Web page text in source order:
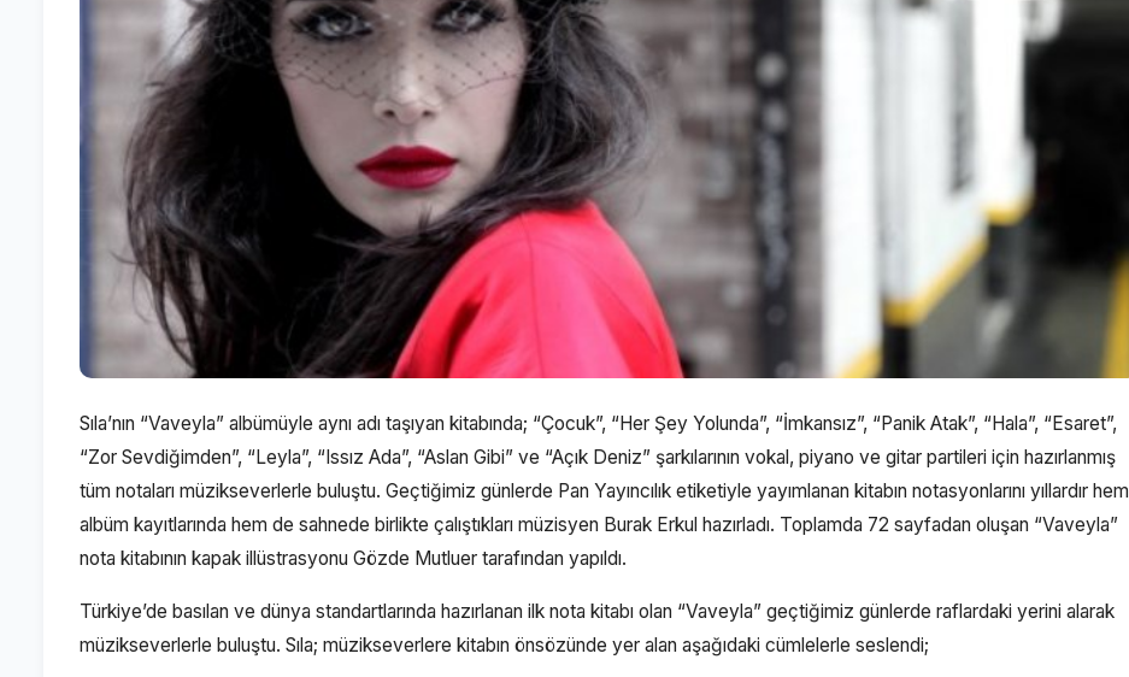
Sıla’nın “Vaveyla” albümüyle aynı adı taşıyan kitabında; “Çocuk”, “Her Şey Yolunda”, “İmkansız”, “Panik Atak”, “Hala”, “Esaret”,
“Zor Sevdiğimden”, “Leyla”, “Issız Ada”, “Aslan Gibi” ve “Açık Deniz” şarkılarının vokal, piyano ve gitar partileri için hazırlanmış
tüm notaları müzikseverlerle buluştu. Geçtiğimiz günlerde Pan Yayıncılık etiketiyle yayımlanan kitabın notasyonlarını yıllardır hem
albüm kayıtlarında hem de sahnede birlikte çalıştıkları müzisyen Burak Erkul hazırladı. Toplamda 72 sayfadan oluşan “Vaveyla”
nota kitabının kapak illüstrasyonu Gözde Mutluer tarafından yapıldı.
Türkiye’de basılan ve dünya standartlarında hazırlanan ilk nota kitabı olan “Vaveyla” geçtiğimiz günlerde raflardaki yerini alarak
müzikseverlerle buluştu. Sıla; müzikseverlere kitabın önsözünde yer alan aşağıdaki cümlelerle seslendi;